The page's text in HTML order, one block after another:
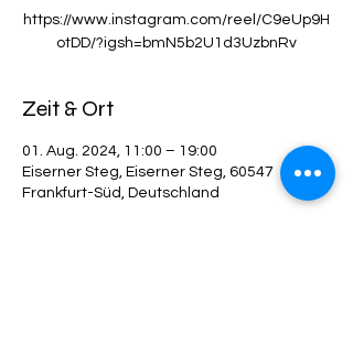
https://www.instagram.com/reel/C9eUp9H
otDD/?igsh=bmN5b2U1d3UzbnRv
Zeit & Ort
01. Aug. 2024, 11:00 – 19:00
Eiserner Steg, Eiserner Steg, 60547
Frankfurt-Süd, Deutschland